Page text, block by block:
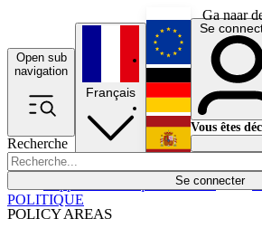
Ga naar
Open sub
navigation
Recherche
Se connecter
POLICY AREAS
Économie
Français
English
Deutsch
Español
Se
Vous êtes
POLITIQUE